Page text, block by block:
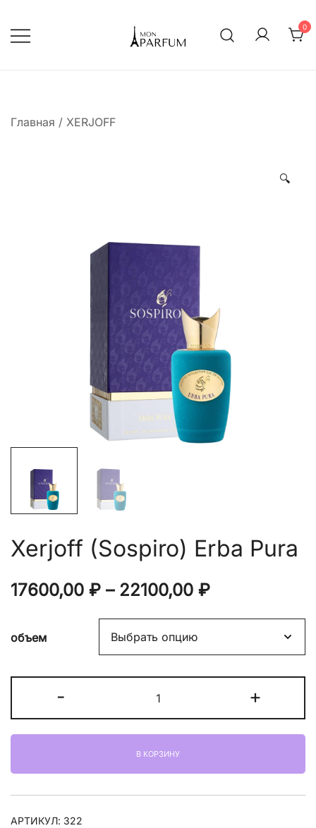
содержимому
0
Главная / XERJOFF
🔍
Xerjoff (Sospiro) Erba Pura
17600,00 ₽ – 22100,00 ₽Диапазон
цен:
17600,00 ₽
–
22100,00 ₽
объем
-
товара
Xerjoff
Erba
Pura
+
В КОРЗИНУ
АРТИКУЛ: 322